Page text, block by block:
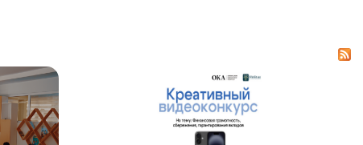
Кейс-чемпионат
Тренинги и семинары